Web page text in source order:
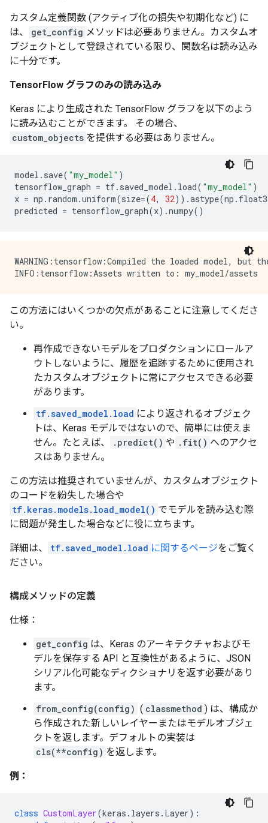
カスタム定義関数 (アクティブ化の損失や初期化など) に
は、
get_config メソッドは必要ありません。カスタムオ
ブジェクトとして登録されている限り、関数名は読み込み
に十分です。
TensorFlow グラフのみの読み込み
Keras により生成された TensorFlow グラフを以下のよう
に読み込むことができます。 その場合、
custom_objects を提供する必要はありません。
model . save( "my_model" )
tensorflow_graph = tf. saved_model . load( "my_model" )
x = np . random .uniform(size=(4, 32)) .astype(np .
predicted = tensorflow_graph(x) .numpy()
WARNING:tensorflow:Compiled the loaded model,
この方法にはいくつかの欠点があることに注意してくださ
い。
再作成できないモデルをプロダクションにロールア
ウトしないように、履歴を追跡するために使用され
たカスタムオブジェクトに常にアクセスできる必要
があります。
tf.saved_model.load により返されるオブジェク
トは、Keras モデルではないので、簡単には使えま
せん。たとえば、
.predict() や .fit() へのアクセ
スはありません。
この方法は推奨されていませんが、カスタムオブジェクト
のコードを紛失した場合や
tf.keras.models.load_model() でモデルを読み込む際
に問題が発生した場合などに役に立ちます。
詳細は、 tf.saved_model.load に関するページをご覧く
ださい。
構成メソッドの定義
仕様：
get_config は、Keras のアーキテクチャおよびモ
デルを保存する API と互換性があるように、JSON
シリアル化可能なディクショナリを返す必要があり
ます。
from_config(config) ( classmethod ) は、構成か
ら作成された新しいレイヤーまたはモデルオブジェ
クトを返します。デフォルトの実装は
cls(**config) を返します。
例：
class CustomLayer(keras . layers . Layer):